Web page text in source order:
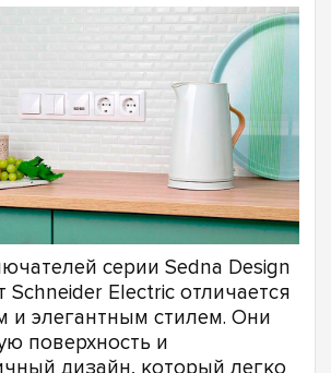
серии Sedna Design
Schneider Electric отличается
и элегантным стилем. Они
поверхность и
дизайн, который легко